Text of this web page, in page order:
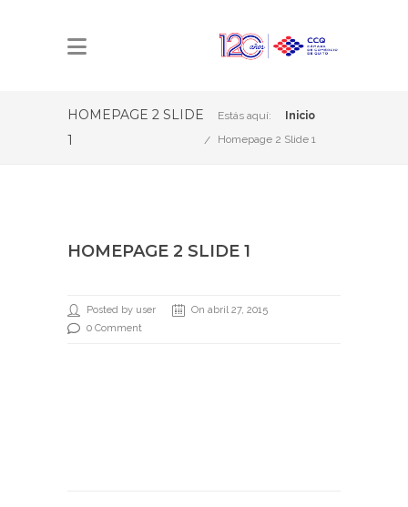
HOMEPAGE 2 SLIDE
1
Estás aquí:
Inicio
Homepage 2 Slide 1
HOMEPAGE 2 SLIDE 1
Posted by user
On abril 27, 2015
0 Comment